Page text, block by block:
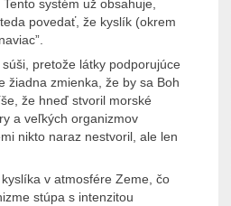
systém už obsahuje,
povedať, že kyslík (okrem
pretože látky podporujúce
žiadna zmienka, že by sa Boh
že hneď stvoril morské
a veľkých organizmov
nikto naraz nestvoril, ale len
v atmosfére Zeme, čo
stúpa s intenzitou